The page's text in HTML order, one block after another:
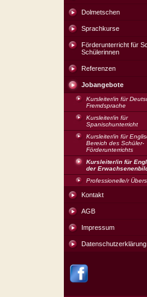
Dolmetschen
Sprachkurse
Förderunterricht für
Schülerinnen
Referenzen
Jobangebote
Kursleiter/in für
Fremdsprache
Kursleiter/in für
Spanischunterricht
Kursleiter/in für
Bereich des Schüler-
Förderunterrichts
Kursleiter/in für
der
Professionelle/r
Kontakt
AGB
Impressum
Datenschutzerklärung